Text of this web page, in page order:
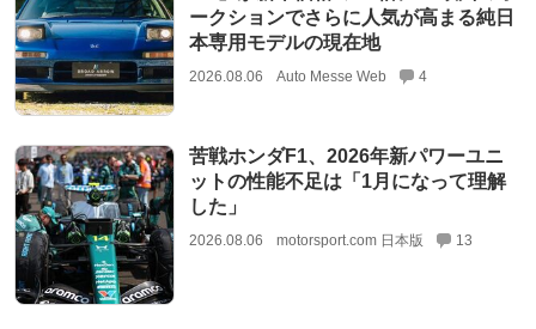
ークションでさらに人気が高まる純日
本専用モデルの現在地
2026.08.06 Auto Messe Web 4
苦戦ホンダF1、2026年新パワーユニ
ットの性能不足は「1月になって理解
した」
2026.08.06 motorsport.com 日本版 13